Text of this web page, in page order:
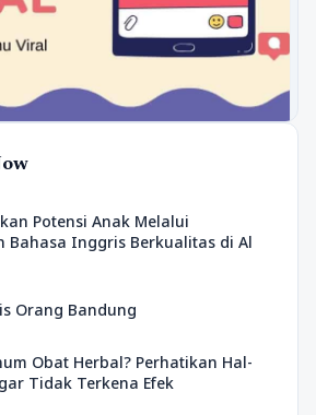
Potensi Anak Melalui
Bahasa Inggris Berkualitas di Al
Orang Bandung
Obat Herbal? Perhatikan Hal-
Tidak Terkena Efek